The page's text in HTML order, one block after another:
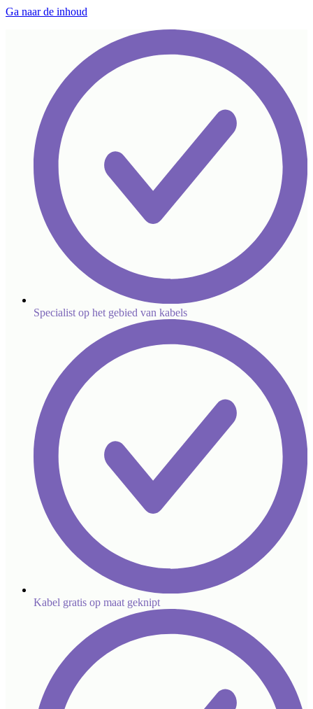
Ga naar de inhoud
Specialist op het gebied van kabels
Kabel gratis op maat geknipt